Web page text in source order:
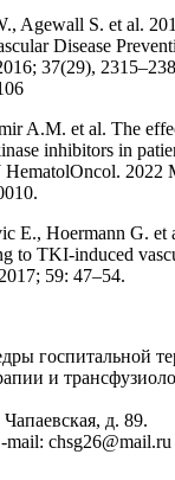
Agewall S. et al.
Disease
37(29),
A.M. et al. The
inhibitors in
2022
E., Hoermann G. et
to TKI-induced
59: 47–54.
госпитальной
и
д. 89.
chsg26@mail.ru